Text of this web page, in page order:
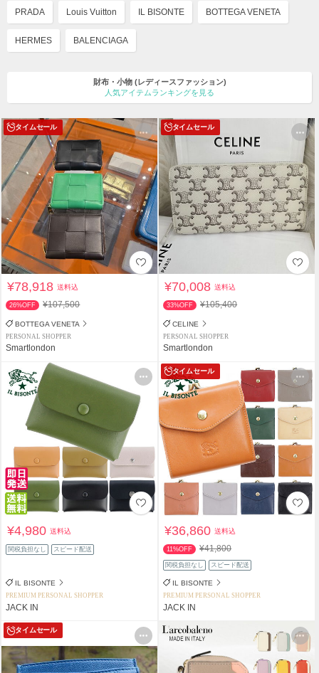
PRADA Louis Vuitton IL BISONTE BOTTEGA VENETA
HERMES BALENCIAGA
財布・小物 (レディースファッション)
人気アイテムランキングを見る
タイムセール
¥78,918送料込
26%OFF ¥107,500
BOTTEGA VENETA
PERSONAL SHOPPER
Smartlondon
タイムセール
¥70,008送料込
33%OFF ¥105,400
CELINE
PERSONAL SHOPPER
Smartlondon
¥4,980送料込
関税負担なし スピード配送
IL BISONTE
PREMIUM PERSONAL SHOPPER
JACK IN
タイムセール
¥36,860送料込
11%OFF ¥41,800
関税負担なし スピード配送
IL BISONTE
PREMIUM PERSONAL SHOPPER
JACK IN
タイムセール